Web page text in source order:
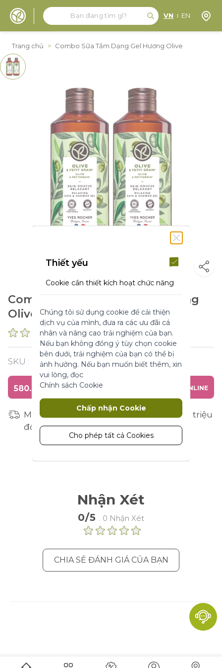
Tìm kiếm
Tìm kiếm
VN EN Định
Trang chủ > Combo Sữa Tắm Dạng Gel Hương Olive
Combo Sữa Tắm Dạng Gel Hương
Olive
0 NHẬN XÉT
SKU : Y120261
580.000 ₫ MUA HÀNG ONLINE
Miễn phí vận chuyển cho đơn hàng từ 1 triệu
đồng
Nhận Xét
0/5 . 0 Nhận Xét
CHIA SẺ ĐÁNH GIÁ CỦA BẠN
Thiết yếu
Cookie cần thiết kích hoạt chức năng
thể hoạt động bình thường. Chúng
giúp làm cho một trang web có thể sử
dụng được bằng cách kích hoạt chức
năng cơ bản.
Thông số sản phẩm
Cookie tiếp thị được sử dụng để theo
dõi và thu thập các hành động của
khách truy cập trên trang web. Cookie
lưu trữ dữ liệu người dùng và thông tin
được cung cấp theo thông tin thu
thập được.
Thông số sản phẩm
Phân tích
Chúng tôi sử dụng cookie để cải thiện
dịch vụ của mình, đưa ra các ưu đãi cá
nhân và nâng cao trải nghiệm của bạn.
Nếu bạn không đồng ý tùy chọn cookie
bên dưới, trải nghiệm của bạn có thể bị
ảnh hưởng. Nếu bạn muốn biết thêm, xin
vui lòng, đọc
Chính sách Cookie
Chấp nhận Cookie
Cho phép tất cả Cookies